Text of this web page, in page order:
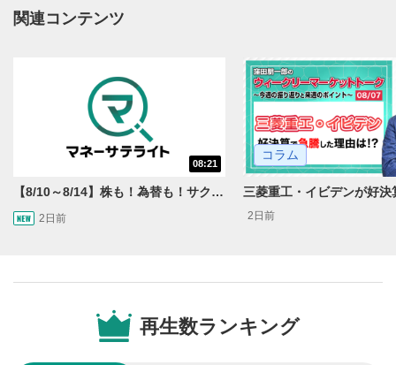
動画再生エリアをクリックすると、動画を再生または
操作メニュー
関連コンテンツ
08:21
【8/10～8/14】株も！為替も！サクッと！来週のマーケット見通し＜Next View＞
2日前
コラム
2日前
再生数ランキング